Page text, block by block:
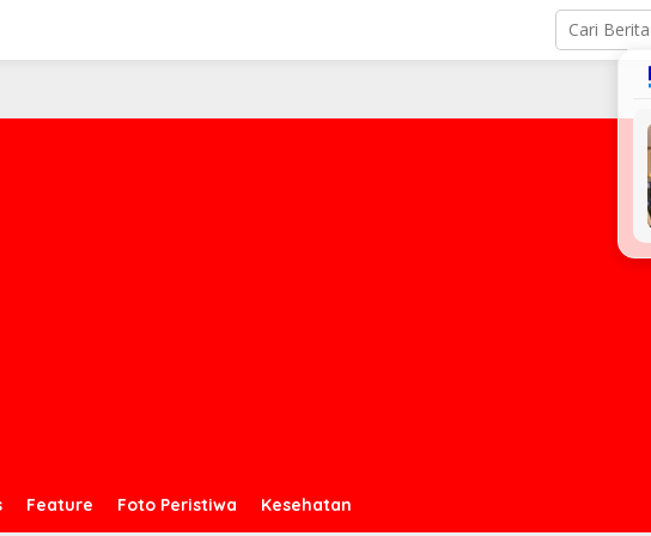
Feature Foto Peristiwa Kesehatan